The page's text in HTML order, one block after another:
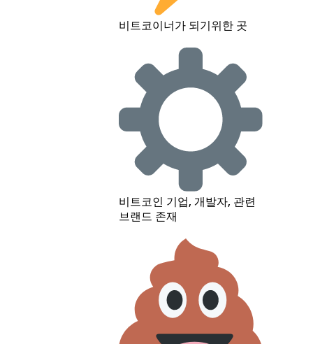
비트코이너가 되기위한 곳
비트코인 기업, 개발자, 관련
브랜드 존재